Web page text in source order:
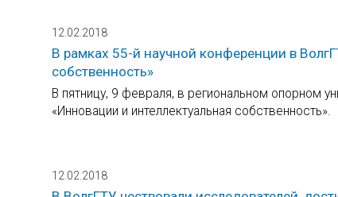
12.02.2018
В рамках 55-й научной конференции в
собственность»
В пятницу, 9 февраля, в региональном опорном
«Инновации и интеллектуальная собственность».
12.02.2018